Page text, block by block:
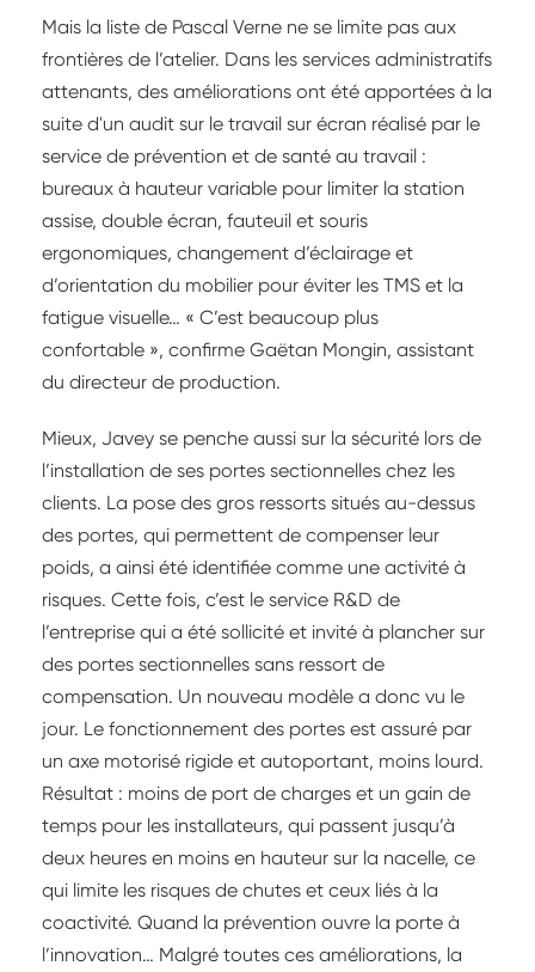
Mais la liste de Pascal Verne ne se limite pas aux
frontières de l’atelier. Dans les services administratifs
attenants, des améliorations ont été apportées à la
suite d'un audit sur le travail sur écran réalisé par le
service de prévention et de santé au travail :
bureaux à hauteur variable pour limiter la station
assise, double écran, fauteuil et souris
ergonomiques, changement d’éclairage et
d’orientation du mobilier pour éviter les TMS et la
fatigue visuelle… « C’est beaucoup plus
confortable », confirme Gaëtan Mongin, assistant
du directeur de production.
Mieux, Javey se penche aussi sur la sécurité lors de
l’installation de ses portes sectionnelles chez les
clients. La pose des gros ressorts situés au-dessus
des portes, qui permettent de compenser leur
poids, a ainsi été identifiée comme une activité à
risques. Cette fois, c’est le service R&D de
l’entreprise qui a été sollicité et invité à plancher sur
des portes sectionnelles sans ressort de
compensation. Un nouveau modèle a donc vu le
jour. Le fonctionnement des portes est assuré par
un axe motorisé rigide et autoportant, moins lourd.
Résultat : moins de port de charges et un gain de
temps pour les installateurs, qui passent jusqu’à
deux heures en moins en hauteur sur la nacelle, ce
qui limite les risques de chutes et ceux liés à la
coactivité. Quand la prévention ouvre la porte à
l’innovation… Malgré toutes ces améliorations, la